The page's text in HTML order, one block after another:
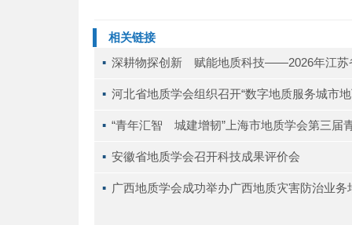
相关链接
▪ 深耕物探创新 赋能地质科技——2026年江苏
▪ 河北省地质学会组织召开“数字地质服务城市
▪ “青年汇智 城建增韧”上海市地质学会第三届
▪ 安徽省地质学会召开科技成果评价会
▪ 广西地质学会成功举办广西地质灾害防治业务